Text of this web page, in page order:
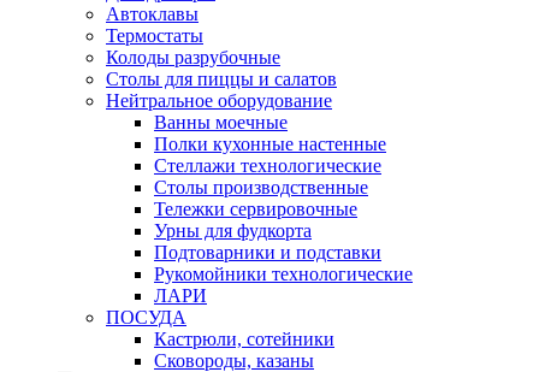
Автоклавы
Термостаты
Колоды разрубочные
Столы для пиццы и салатов
Нейтральное оборудование
Ванны моечные
Полки кухонные настенные
Стеллажи технологические
Столы производственные
Тележки сервировочные
Урны для фудкорта
Подтоварники и подставки
Рукомойники технологические
ЛАРИ
ПОСУДА
Кастрюли, сотейники
Сковороды, казаны